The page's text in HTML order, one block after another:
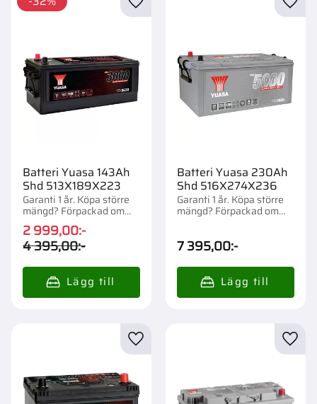
Batteri Yuasa 143Ah
Shd 513X189X223
Garanti 1 år. Köpa större
mängd? Förpackad om
1/24 st.
2 999,00:-
4 395,00:-
Lägg till i favoriter
Batteri Yuasa 230Ah
Shd 516X274X236
Garanti 1 år. Köpa större
mängd? Förpackad om
7 395,00:-
Lägg till i favoriter